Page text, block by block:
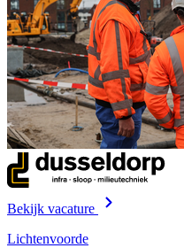
Bekijk vacature
Lichtenvoorde